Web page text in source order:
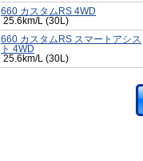
660 カスタムRS 4WD
25.6km/L (30L)
660 カスタムRS スマートアシス
ト 4WD
25.6km/L (30L)